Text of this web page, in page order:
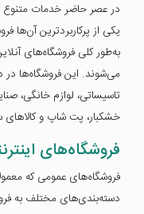
در عصر حاضر خدمات متنوع
یکی از پرکاربردترین آن‌ها
به‌طور کلی فروشگاه‌های
می‌شوند. این فروشگاه‌ها در
تاسیساتی، لوازم خانگی،
خشکبار، پت شاپ و کالاهای
فروشگاه‌های
فروشگاه‌های عمومی که
دسته‌بندی‌های مختلف به